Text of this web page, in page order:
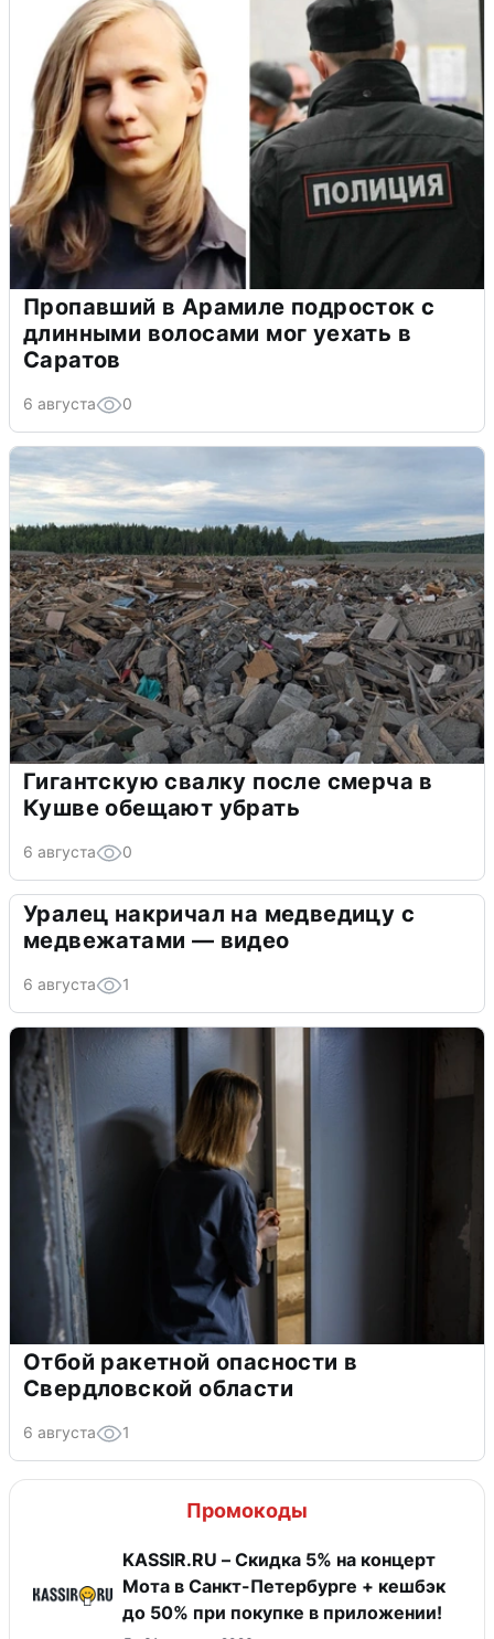
Пропавший в Арамиле подросток с
длинными волосами мог уехать в
Саратов
6 августа 0
Гигантскую свалку после смерча в
Кушве обещают убрать
6 августа 0
Уралец накричал на медведицу с
медвежатами — видео
6 августа 1
Отбой ракетной опасности в
Свердловской области
6 августа 1
Промокоды
KASSIR.RU – Скидка 5% на концерт
Мота в Санкт-Петербурге + кешбэк
до 50% при покупке в приложении!